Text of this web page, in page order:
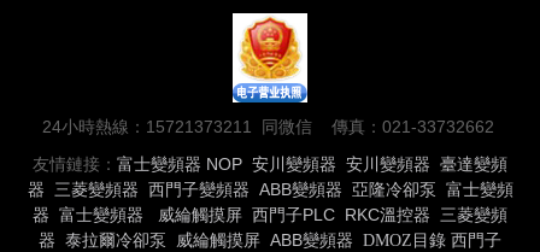
24小時熱線：15721373211 同微信 傳真：021-33732662
友情鏈接： 富士變頻器 NOP 安川變頻器 安川變頻器 臺達變頻
器 三菱變頻器 西門子變頻器 ABB變頻器 亞隆冷卻泵 富士變頻
器 富士變頻器 威綸觸摸屏 西門子PLC RKC溫控器 三菱變頻
器 泰拉爾冷卻泵 威綸觸摸屏 ABB變頻器 DMOZ目錄 西門子